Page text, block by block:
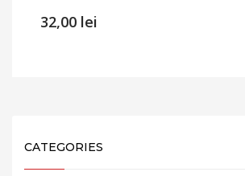
32,00 lei
CATEGORIES